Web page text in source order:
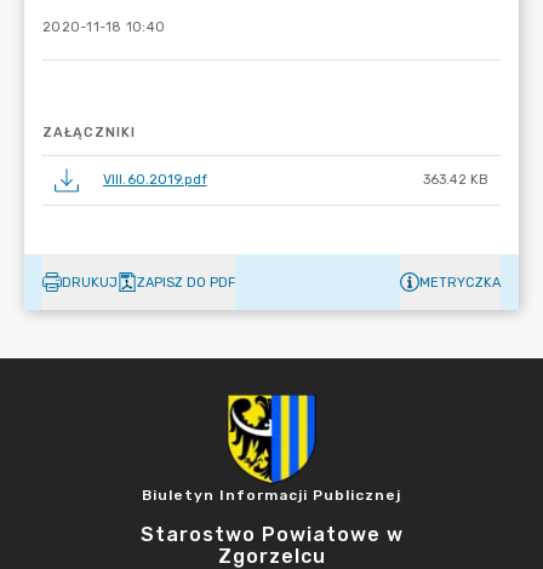
2020-11-18 10:40
ZAŁĄCZNIKI
VIII.60.2019.pdf 363.42 KB
DRUKUJ ZAPISZ DO PDF METRYCZKA
Biuletyn Informacji Publicznej
Starostwo Powiatowe w
Zgorzelcu